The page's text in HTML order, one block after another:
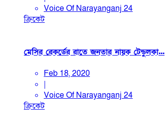
Voice Of Narayanganj 24
ক্রিকেট
মেসির রেকর্ডের রাতে জনতার নায়ক টেন্ডুলকা...
Feb 18, 2020
|
Voice Of Narayanganj 24
ক্রিকেট